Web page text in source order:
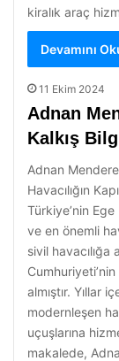
kiralık araç
Devamını
11 Ekim 2024
Adnan
Kalkış
Adnan
Havacılığın
Türkiye’nin
ve en önemli
sivil havacılığa
almıştır. Yıllar
modernleşen
uçuşlarına
makalede,